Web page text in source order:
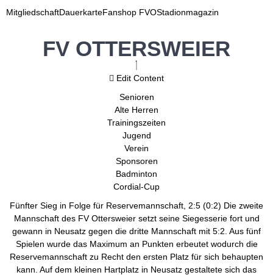
MitgliedschaftDauerkarteFanshop FVOStadionmagazin
FV OTTERSWEIER
Edit Content
Senioren
Alte Herren
Trainingszeiten
Jugend
Verein
Sponsoren
Badminton
Cordial-Cup
Fünfter Sieg in Folge für Reservemannschaft, 2:5 (0:2) Die zweite
Mannschaft des FV Ottersweier setzt seine Siegesserie fort und
gewann in Neusatz gegen die dritte Mannschaft mit 5:2. Aus fünf
Spielen wurde das Maximum an Punkten erbeutet wodurch die
Reservemannschaft zu Recht den ersten Platz für sich behaupten
kann. Auf dem kleinen Hartplatz in Neusatz gestaltete sich das